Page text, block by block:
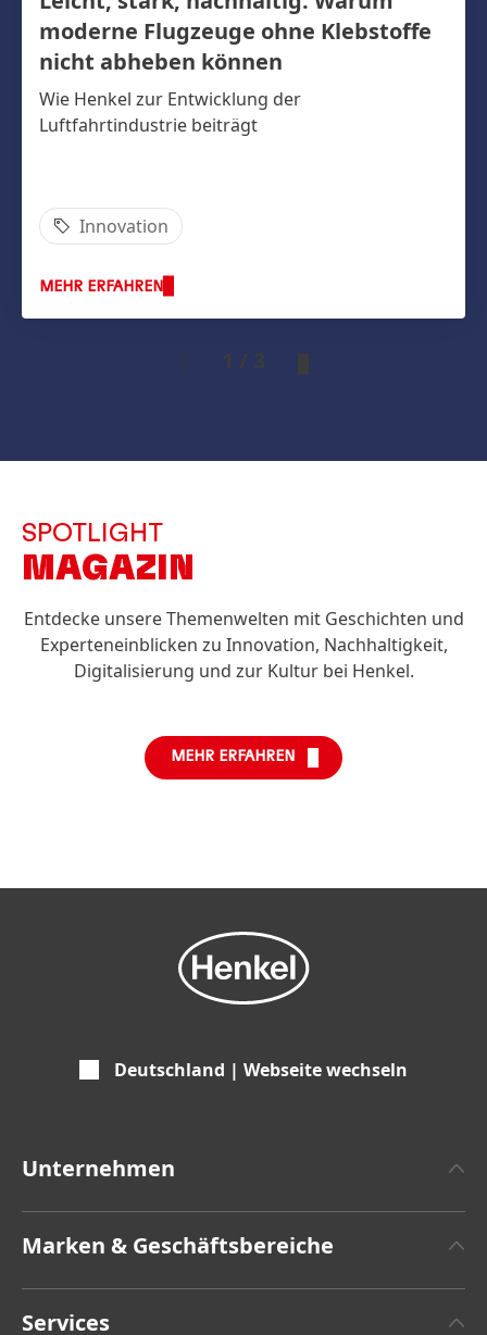
moderne Flugzeuge ohne Klebstoffe
nicht abheben können
Wie Henkel zur Entwicklung der
Luftfahrtindustrie beiträgt
Innovation
MEHR ERFAHREN
1 / 3
SPOTLIGHT
MAGAZIN
Entdecke unsere Themenwelten mit Geschichten und
Experteneinblicken zu Innovation, Nachhaltigkeit,
Digitalisierung und zur Kultur bei Henkel.
MEHR ERFAHREN
Deutschland | Webseite wechseln
Unternehmen
Zahlen & Fakten
Marken & Geschäftsbereiche
Services